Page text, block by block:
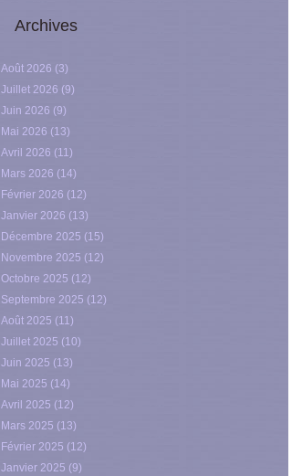
Archives
Août 2026 (3)
Juillet 2026 (9)
Juin 2026 (9)
Mai 2026 (13)
Avril 2026 (11)
Mars 2026 (14)
Février 2026 (12)
Janvier 2026 (13)
Décembre 2025 (15)
Novembre 2025 (12)
Octobre 2025 (12)
Septembre 2025 (12)
Août 2025 (11)
Juillet 2025 (10)
Juin 2025 (13)
Mai 2025 (14)
Avril 2025 (12)
Mars 2025 (13)
Février 2025 (12)
Janvier 2025 (9)